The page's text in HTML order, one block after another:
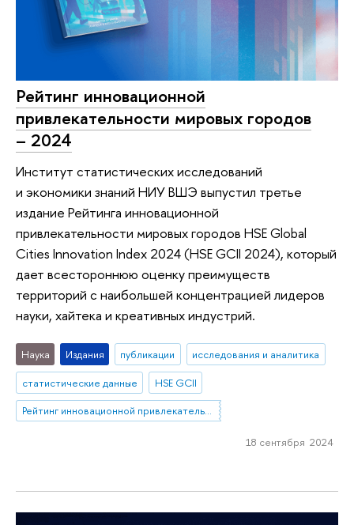
Рейтинг инновационной
привлекательности мировых городов
– 2024
Институт статистических исследований
и экономики знаний НИУ ВШЭ выпустил третье
издание Рейтинга инновационной
привлекательности мировых городов HSE Global
Cities Innovation Index 2024 (HSE GCII 2024), который
дает всестороннюю оценку преимуществ
территорий с наибольшей концентрацией лидеров
науки, хайтека и креативных индустрий.
Наука Издания публикации
исследования и аналитика
статистические данные
HSE GCII
Рейтинг инновационной привлекательности мировых городов
18 сентября 2024